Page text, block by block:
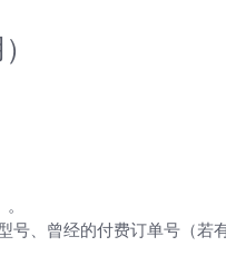
、曾经的付费订单号（若